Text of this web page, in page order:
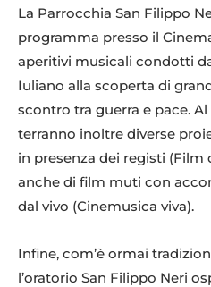
La Parrocchia San Filippo
programma presso il
aperitivi musicali condotti
Iuliano alla scoperta di
scontro tra guerra e pace.
terranno inoltre diverse
in presenza dei registi (Film
anche di film muti con
dal vivo (Cinemusica viva).
Infine, com’è ormai
l’oratorio San Filippo Neri